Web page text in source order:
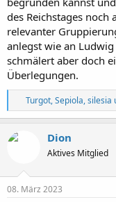
des Reichstages noch
relevanter
anlegst wie an Ludwig
schmälert aber doch
Überlegungen.
R
e
a
n
e
Turgot,Sepiola,silesia
Dion
Aktives Mitglied
08. März 2023